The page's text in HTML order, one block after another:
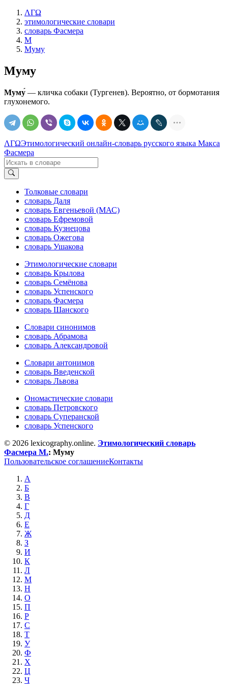
ΛΓΩ
этимологические словари
словарь Фасмера
М
Муму
Муму
Муму́ — кличка собаки (Тургенев). Вероятно, от бормотания
глухонемого.
ΛΓΩЭтимологический онлайн-словарь русского языка Макса
Фасмера
Толковые словари
словарь Даля
словарь Евгеньевой (МАС)
словарь Ефремовой
словарь Кузнецова
словарь Ожегова
словарь Ушакова
Этимологические словари
словарь Крылова
словарь Семёнова
словарь Успенского
словарь Фасмера
словарь Шанского
Словари синонимов
словарь Абрамова
словарь Александровой
Словари антонимов
словарь Введенской
словарь Львова
Ономастические словари
словарь Петровского
словарь Суперанской
словарь Успенского
© 2026 lexicography.online. Этимологический словарь
Фасмера М.: Муму
Пользовательское соглашениеКонтакты
А
Б
В
Г
Д
Е
Ж
З
И
К
Л
М
Н
О
П
Р
С
Т
У
Ф
Х
Ц
Ч